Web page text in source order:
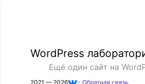
WordPress
Ещё один сайт на
2021 — 2026 - Обратная связь